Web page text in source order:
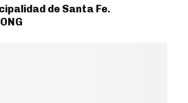
de Santa Fe.